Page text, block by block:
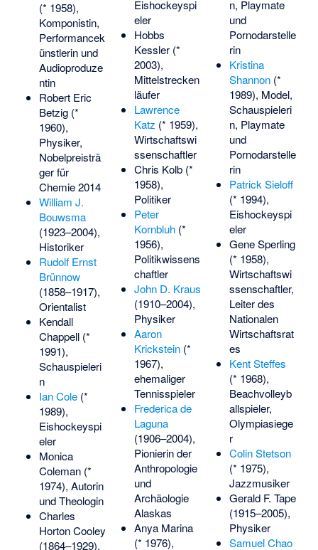
(* 1958),
Komponistin,
Performancek
ünstlerin und
Audioproduze
ntin
Robert Eric
Betzig(*
1960),
Physiker,
Nobelpreisträ
ger für
Chemie 2014
William J.
Bouwsma
(1923–2004),
Historiker
Rudolf Ernst
Brünnow
(1858–1917),
Orientalist
Kendall
Chappell(*
1991),
Schauspieleri
n
Ian Cole(*
1989),
Eishockeyspi
eler
Monica
Coleman(*
1974), Autorin
und Theologin
Charles
Horton Cooley
(1864–1929),
Eishockeyspi
eler
Hobbs
Kessler(*
2003),
Mittelstrecken
läufer
Lawrence
Katz (* 1959),
Wirtschaftswi
ssenschaftler
Chris Kolb(*
1958),
Politiker
Peter
Kornbluh(*
1956),
Politikwissens
chaftler
John D. Kraus
(1910–2004),
Physiker
Aaron
Krickstein(*
1967),
ehemaliger
Tennisspieler
Frederica de
Laguna
(1906–2004),
Pionierin der
Anthropologie
und
Archäologie
Alaskas
Anya Marina
(* 1976),
n, Playmate
und
Pornodarstelle
rin
Kristina
Shannon(*
1989), Model,
Schauspieleri
n, Playmate
und
Pornodarstelle
rin
Patrick Sieloff
(* 1994),
Eishockeyspi
eler
Gene Sperling
(* 1958),
Wirtschaftswi
ssenschaftler,
Leiter des
Nationalen
Wirtschaftsrat
es
Kent Steffes
(* 1968),
Beachvolleyb
allspieler,
Olympiasiege
r
Colin Stetson
(* 1975),
Jazzmusiker
Gerald F. Tape
(1915–2005),
Physiker
Samuel Chao